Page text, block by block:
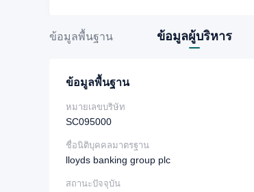
ข้อมูลพื้นฐาน ข้อมูลผู้บริหาร
ข้อมูลพื้นฐาน
หมายเลขบริษัท
SC095000
ชื่อนิติบุคคลมาตรฐาน
lloyds banking group plc
สถานะปัจจุบัน